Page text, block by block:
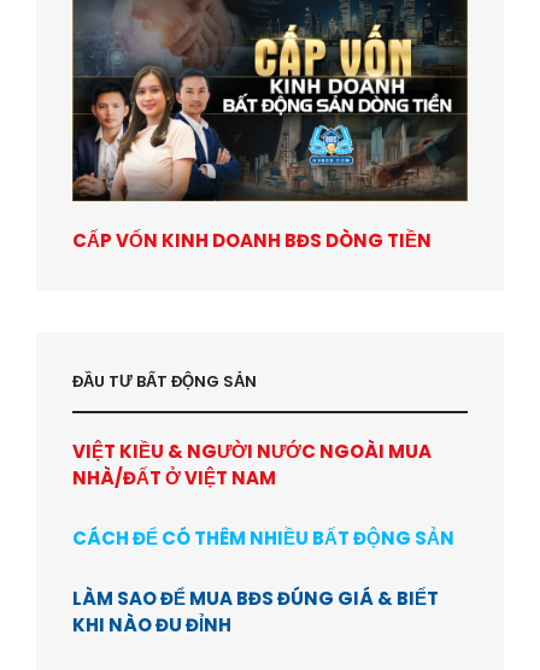
CẤP VỐN KINH DOANH BĐS DÒNG TIỀN
ĐẦU TƯ BẤT ĐỘNG SẢN
VIỆT KIỀU & NGƯỜI NƯỚC NGOÀI MUA
NHÀ/ĐẤT Ở VIỆT NAM
CÁCH ĐỂ CÓ THÊM NHIỀU BẤT ĐỘNG SẢN
LÀM SAO ĐỂ MUA BĐS ĐÚNG GIÁ & BIẾT
KHI NÀO ĐU ĐỈNH